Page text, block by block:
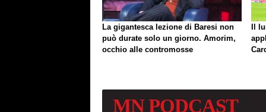
La gigantesca lezione di Baresi non
può durate solo un giorno. Amorim,
occhio alle contromosse
Il
MNPODCAST